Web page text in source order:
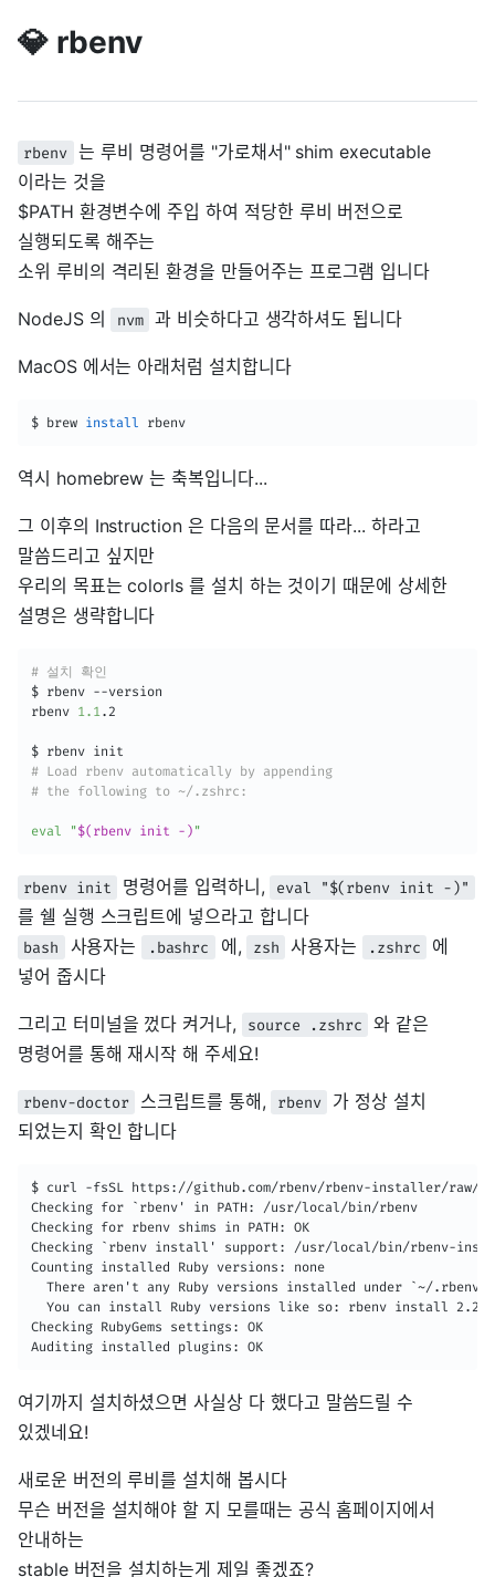
💎 rbenv
rbenv
는 루비 명령어를 "가로채서" shim executable
이라는 것을
$PATH 환경변수에 주입 하여 적당한 루비 버전으로
실행되도록 해주는
소위 루비의 격리된 환경을 만들어주는 프로그램 입니다
NodeJS 의 nvm 과 비슷하다고 생각하셔도 됩니다
MacOS 에서는 아래처럼 설치합니다
$ brew install rbenv
역시 homebrew 는 축복입니다...
그 이후의 Instruction 은 다음의 문서를 따라... 하라고
말씀드리고 싶지만
우리의 목표는 colorls 를 설치 하는 것이기 때문에 상세한
설명은 생략합니다
# 설치 확인
$ rbenv --version
rbenv 1.1 .2
# Load rbenv automatically by appending
# the following to ~/.zshrc:
eval "$( rbenv init - ) "
rbenv init 명령어를 입력하니, eval "$(rbenv init -)"
를 쉘 실행 스크립트에 넣으라고 합니다
bash 사용자는 .bashrc 에, zsh 사용자는 .zshrc
에
넣어 줍시다
그리고 터미널을 껐다 켜거나, source .zshrc
와 같은
명령어를 통해 재시작 해 주세요!
rbenv-doctor 스크립트를 통해, rbenv
가 정상 설치
되었는지 확인 합니다
$ curl -fsSL https://github.com/rbenv/rbenv-installer/raw/
Checking for `rbenv' in PATH: /usr/local/bin/rbenv
Checking for rbenv shims in PATH: OK
Checking `rbenv install' support: /usr/local/bin/rbenv-
Counting installed Ruby versions: none
There aren't any Ruby versions installed under `~/.rbenv/
  You can install Ruby versions like so: rbenv install 2.2.4
Checking RubyGems settings: OK
Auditing installed plugins: OK
여기까지 설치하셨으면 사실상 다 했다고 말씀드릴 수
있겠네요!
새로운 버전의 루비를 설치해 봅시다
무슨 버전을 설치해야 할 지 모를때는 공식 홈페이지에서
안내하는
stable 버전을 설치하는게 제일 좋겠죠?